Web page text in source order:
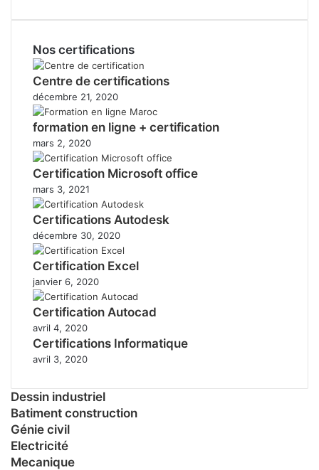
Nos certifications
Centre de certifications
décembre 21, 2020
formation en ligne + certification
mars 2, 2020
Certification Microsoft office
mars 3, 2021
Certifications Autodesk
décembre 30, 2020
Certification Excel
janvier 6, 2020
Certification Autocad
avril 4, 2020
Certifications Informatique
avril 3, 2020
Dessin industriel
Batiment construction
Génie civil
Electricité
Mecanique